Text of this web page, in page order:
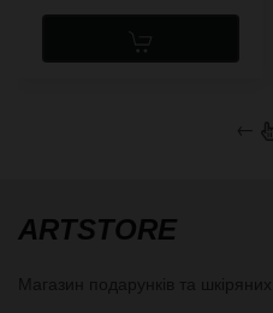
←
ARTSTORE